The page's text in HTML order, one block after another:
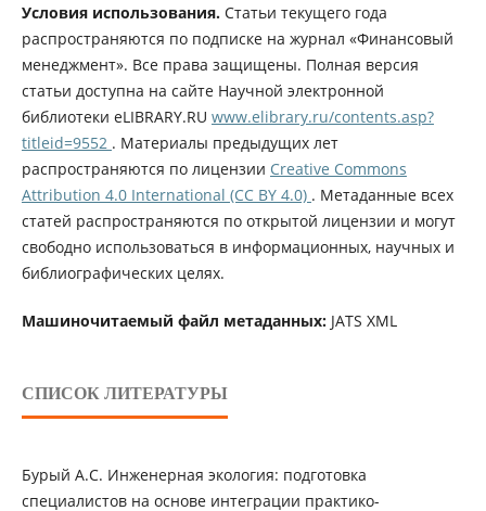
Условия использования.Статьи текущего года
распространяются по подписке на журнал «Финансовый
менеджмент». Все права защищены. Полная версия
статьи доступна на сайте Научной электронной
библиотеки eLIBRARY.RU www.elibrary.ru/contents.asp?
titleid=9552 . Материалы предыдущих лет
распространяются по лицензии Creative Commons
Attribution 4.0 International (CC BY 4.0) . Метаданные всех
статей распространяются по открытой лицензии и могут
свободно использоваться в информационных, научных и
библиографических целях.
Машиночитаемый файл метаданных:JATS XML
СПИСОК ЛИТЕРАТУРЫ
Бурый А.С. Инженерная экология: подготовка
специалистов на основе интеграции практико-